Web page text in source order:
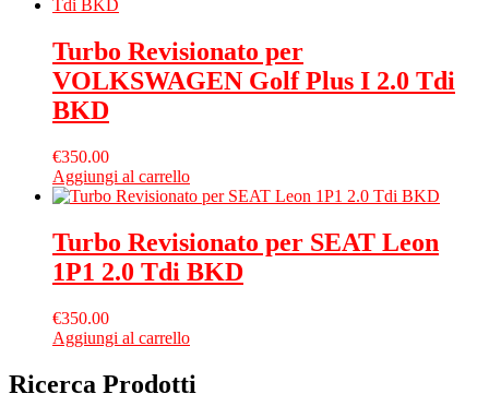
Turbo Revisionato per
VOLKSWAGEN Golf Plus I 2.0 Tdi
BKD
€350.00
Aggiungi al carrello
Turbo Revisionato per SEAT Leon
1P1 2.0 Tdi BKD
€350.00
Aggiungi al carrello
Ricerca Prodotti